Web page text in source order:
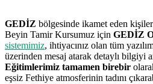
GEDİZ bölgesinde ikamet eden
Beyin Tamir Kursumuz için GEDİZ
sistemimiz, ihtiyacınız olan tüm
üzerinden mesaj atarak detaylı bilgiyi
Eğitimlerimiz tamamen birebir
eşsiz Fethiye atmosferinin tadını